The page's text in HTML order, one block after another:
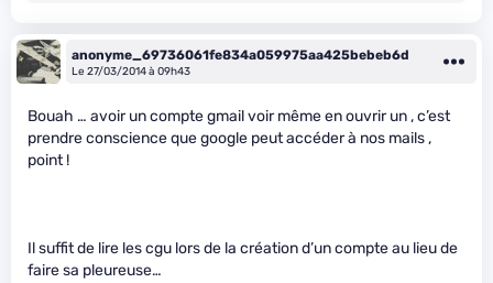
anonyme_69736061fe834a059975aa425bebeb6d
Le 27/03/2014 à 09h43
Bouah … avoir un compte gmail voir même en ouvrir un , c’est
prendre conscience que google peut accéder à nos mails ,
point !
Il suffit de lire les cgu lors de la création d’un compte au lieu de
faire sa pleureuse…